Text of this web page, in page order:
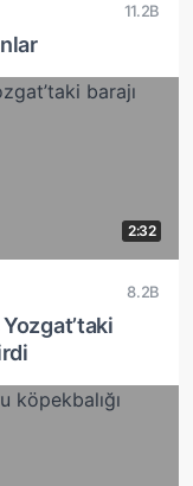
11.2B
2:32
8.2B